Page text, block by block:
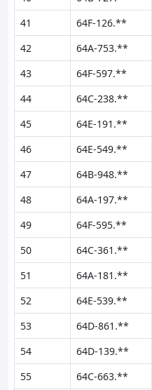
41
64F-126.**
42
64A-753.**
43
64F-597.**
44
64C-238.**
45
64E-191.**
46
64E-549.**
47
64B-948.**
48
64A-197.**
49
64F-595.**
50
64C-361.**
51
64A-181.**
52
64E-539.**
53
64D-861.**
54
64D-139.**
55
64C-663.**